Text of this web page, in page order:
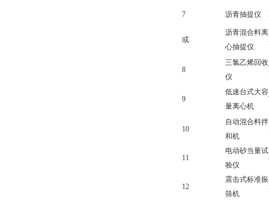
7 沥青抽提仪
或
沥青混合料离
心抽提仪
8
三氯乙烯回收
仪
9
低速台式大容
量离心机
10
自动混合料拌
和机
11
电动砂当量试
验仪
12
震击式标准振
筛机